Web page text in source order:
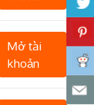
Mở tài
khoản